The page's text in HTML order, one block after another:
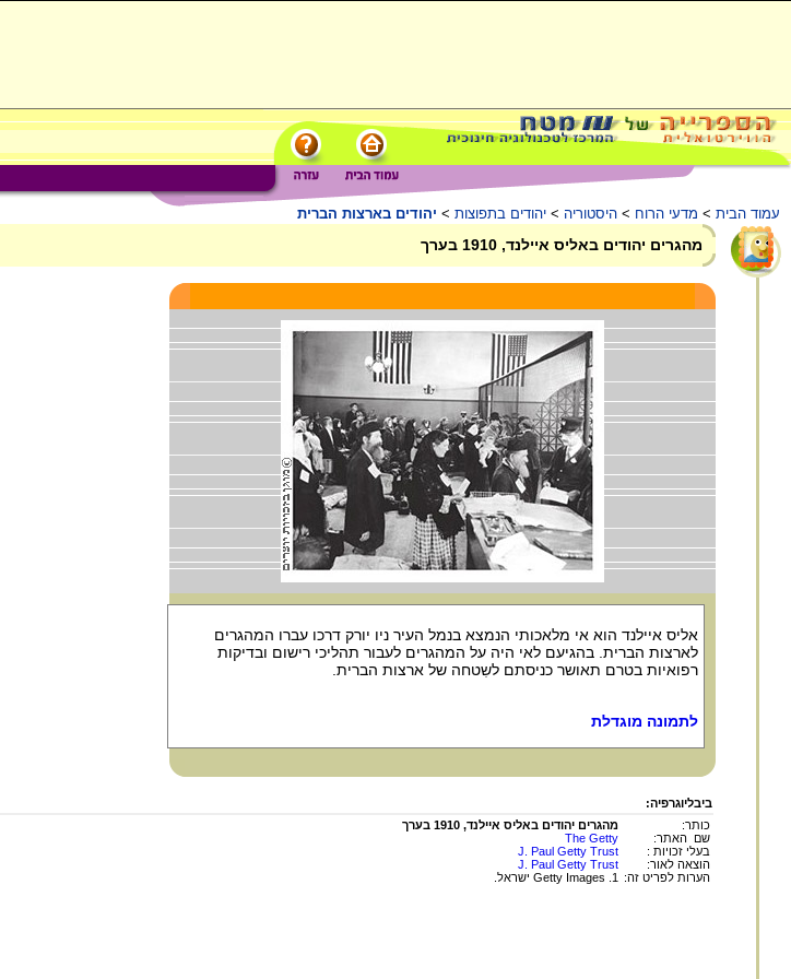
עמוד הבית > מדעי הרוח > היסטוריה > יהודים בתפוצות > יהודים בארצות הברית
מהגרים יהודים באליס איילנד, 1910 בערך
אליס איילנד הוא אי מלאכותי הנמצא בנמל העיר ניו יורק דרכו עברו המהגרים
לארצות הברית. בהגיעם לאי היה על המהגרים לעבור תהליכי רישום ובדיקות
רפואיות בטרם תאושר כניסתם לשִטחה של ארצות הברית.
לתמונה מוגדלת
ביבליוגרפיה:
כותר:
מהגרים יהודים באליס איילנד, 1910 בערך
שם האתר:
The Getty
בעלי זכויות :
J. Paul Getty Trust
הוצאה לאור:
J. Paul Getty Trust
הערות לפריט זה:
1. Getty Images ישראל.